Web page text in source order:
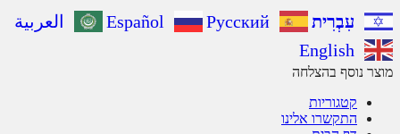
עִבְרִית Español Русский
العربية
English
נוסף בהצלחה
קטגוריות
התקשרו אלינו